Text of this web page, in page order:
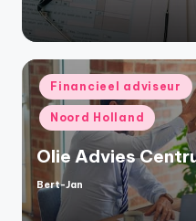
Geplaatst
in
Financieel adviseur
Noord Holland
Olie Advies
Geplaatst
door
Bert-Jan